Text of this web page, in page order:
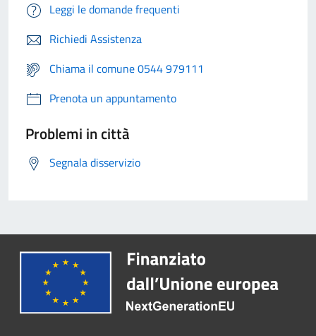
Leggi le domande frequenti
Richiedi Assistenza
Chiama il comune 0544 979111
Prenota un appuntamento
Problemi in città
Segnala disservizio